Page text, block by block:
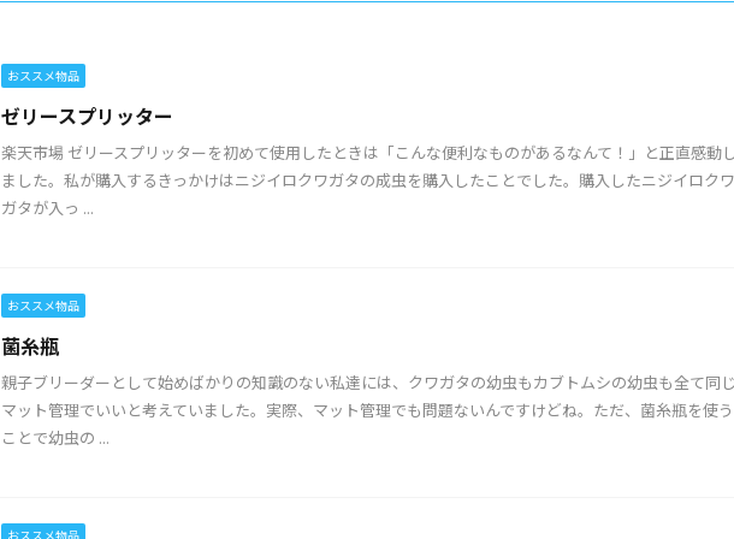
おススメ物品
ゼリースプリッター
楽天市場 ゼリースプリッターを初めて使用したときは「こんな便利なものがあるなんて！」と正直感動
ました。私が購入するきっかけはニジイロクワガタの成虫を購入したことでした。購入したニジイロクワ
ガタが入っ ...
おススメ物品
菌糸瓶
親子ブリーダーとして始めばかりの知識のない私達には、クワガタの幼虫もカブトムシの幼虫も全て同じ
マット管理でいいと考えていました。実際、マット管理でも問題ないんですけどね。ただ、菌糸瓶を使う
ことで幼虫の ...
おススメ物品